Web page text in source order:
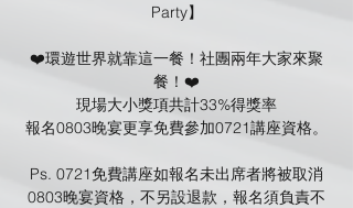
Party】
❤️環遊世界就靠這一餐！社團兩年大家來聚
餐！❤️
現場大小獎項共計33%得獎率
報名0803晚宴更享免費參加0721講座資格。
Ps. 0721免費講座如報名未出席者將被取消
0803晚宴資格，不另設退款，報名須負責不